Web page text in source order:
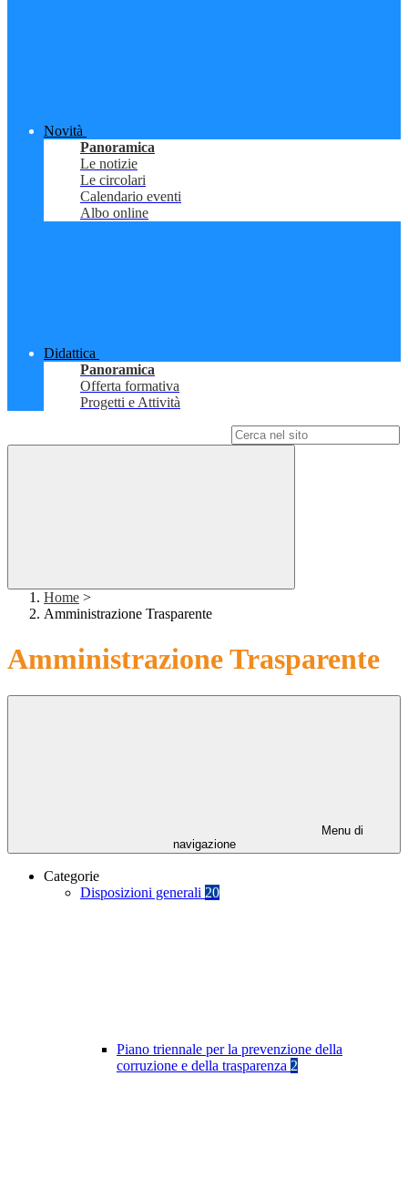
Novità
Panoramica
Le notizie
Le circolari
Calendario eventi
Albo online
Didattica
Panoramica
Offerta formativa
Progetti e Attività
Home >
Amministrazione Trasparente
Amministrazione Trasparente
Menu di
navigazione
Categorie
Disposizioni generali 20
Piano triennale per la prevenzione della
corruzione e della trasparenza 2